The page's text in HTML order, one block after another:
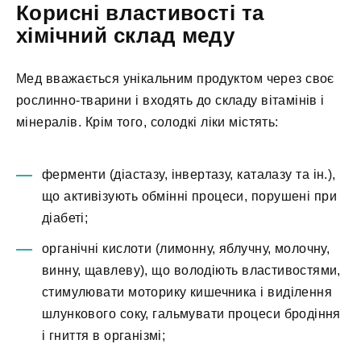
Корисні властивості та
хімічний склад меду
Мед вважається унікальним продуктом через своє
рослинно-тварини і входять до складу вітамінів і
мінералів. Крім того, солодкі ліки містять:
ферменти (діастазу, інвертазу, каталазу та ін.),
що активізують обмінні процеси, порушені при
діабеті;
органічні кислоти (лимонну, яблучну, молочну,
винну, щавлеву), що володіють властивостями,
стимулювати моторику кишечника і виділення
шлункового соку, гальмувати процеси бродіння
і гниття в організмі;